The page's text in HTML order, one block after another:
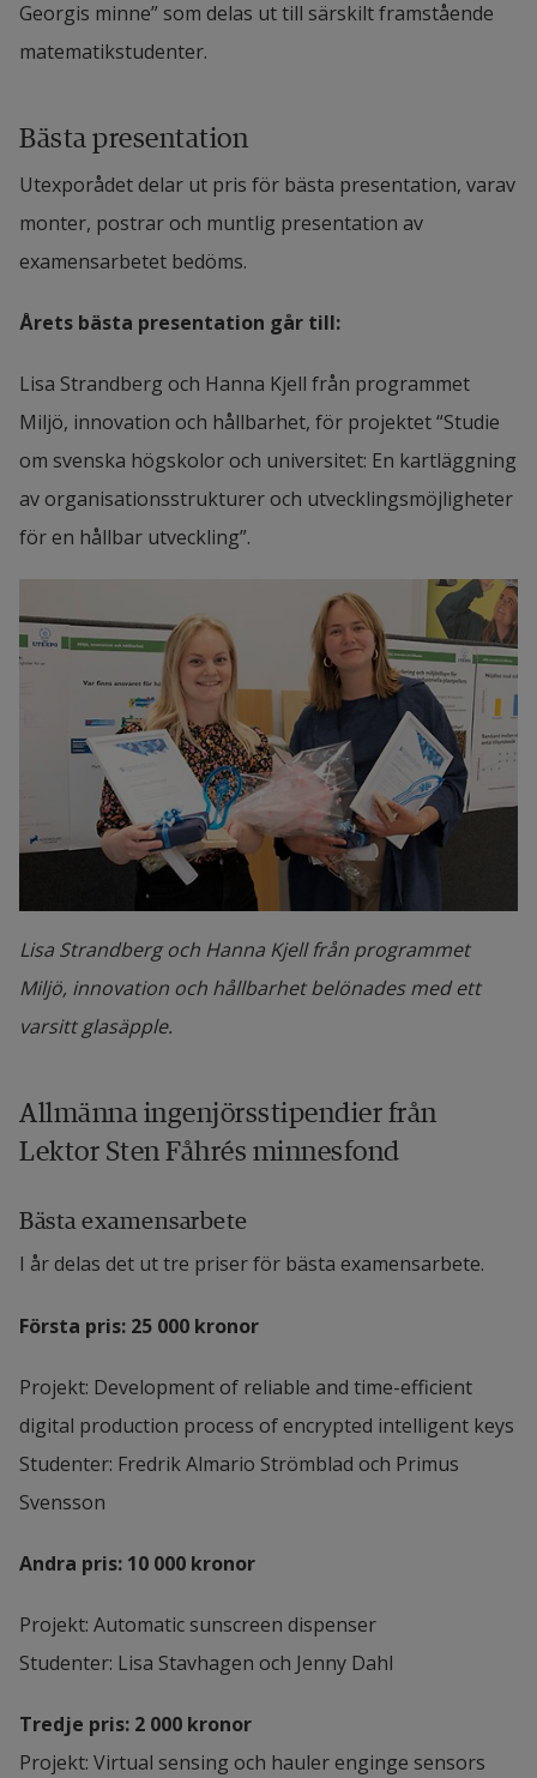
Georgis minne” som delas ut till särskilt framstående
matematikstudenter.
Bästa presentation
Utexporådet delar ut pris för bästa presentation, varav
monter, postrar och muntlig presentation av
examensarbetet bedöms.
Årets bästa presentation går till:
Lisa Strandberg och Hanna Kjell från programmet
Miljö, innovation och hållbarhet, för projektet “Studie
om svenska högskolor och universitet: En kartläggning
av organisationsstrukturer och utvecklingsmöjligheter
för en hållbar utveckling”.
Lisa Strandberg och Hanna Kjell från programmet
Miljö, innovation och hållbarhet belönades med ett
varsitt glasäpple.
Allmänna ingenjörsstipendier från
Lektor Sten Fåhrés minnesfond
Bästa examensarbete
I år delas det ut tre priser för bästa examensarbete.
Första pris: 25 000 kronor
Projekt: Development of reliable and time-efficient
digital production process of encrypted intelligent keys
Studenter: Fredrik Almario Strömblad och Primus
Svensson
Andra pris: 10 000 kronor
Projekt: Automatic sunscreen dispenser
Studenter: Lisa Stavhagen och Jenny Dahl
Tredje pris: 2 000 kronor
Projekt: Virtual sensing och hauler enginge sensors